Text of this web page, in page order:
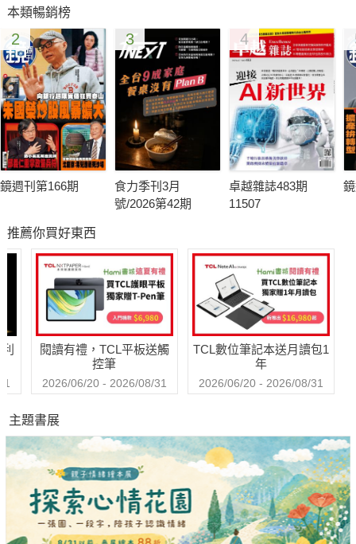
本類暢銷榜
2
鏡週刊第166期
3
食力季刊3月
號/2026第42期
4
卓越雜誌483期
11507
推薦你買好東西
閱讀有禮，TCL平板送觸
控筆
2026/06/20 - 2026/08/31
TCL數位筆記本送月讀包1
年
2026/06/20 - 2026/08/31
主題書展